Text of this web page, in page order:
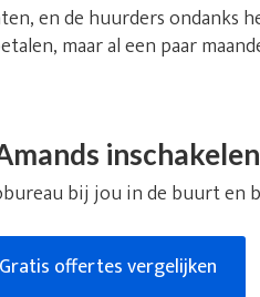
en de huurders
maar al een paar
bij jou in de buurt en
Gratis offertes vergelijken